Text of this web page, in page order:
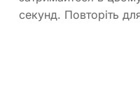
секунд. Повторіть